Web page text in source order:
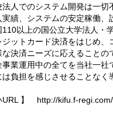
人でのシステム開発は一
績、システムの安定稼働
以上の国公立大学法人・
ットカード決済をはじめ
決済ニーズに応えることの
業運用中の全てを当社一社
負担を感じさせることなく
】 http://kifu.f-regi.com/